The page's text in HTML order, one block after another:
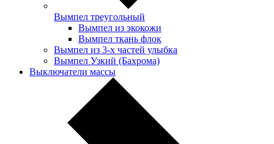
Вымпел треугольный
Вымпел из экокожи
Вымпел ткань флок
Вымпел из 3-х частей улыбка
Вымпел Узкий (Бахрома)
Выключатели массы